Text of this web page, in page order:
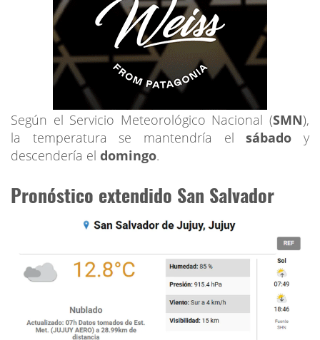
Según el Servicio Meteorológico Nacional (SMN),
la temperatura se mantendría elsábado y
descendería el domingo.
Pronóstico extendido San Salvador